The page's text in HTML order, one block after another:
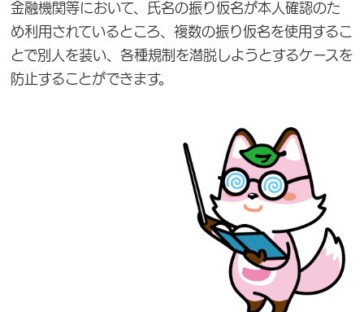
金融機関等において、氏名の振り仮名が本人確認のた
め利用されているところ、複数の振り仮名を使用するこ
とで別人を装い、各種規制を潜脱しようとするケースを
防止することができます。